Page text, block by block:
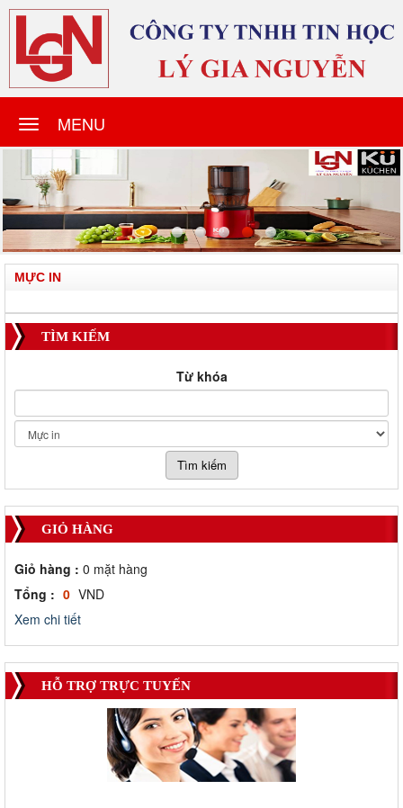
MENU
MỰC IN
TÌM KIẾM
Từ khóa
GIỎ HÀNG
Giỏ hàng : 0 mặt hàng
Tổng : 0 VND
Xem chi tiết
HỖ TRỢ TRỰC TUYẾN